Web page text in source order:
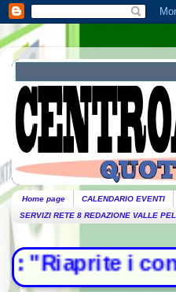
Home page CALENDARIO EVENTI
SERVIZI RETE 8 REDAZIONE VALLE
i confini o